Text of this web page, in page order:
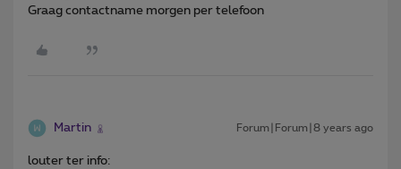
Graag contactname morgen per telefoon
Martin Forum|Forum|8 years ago
louter ter info: